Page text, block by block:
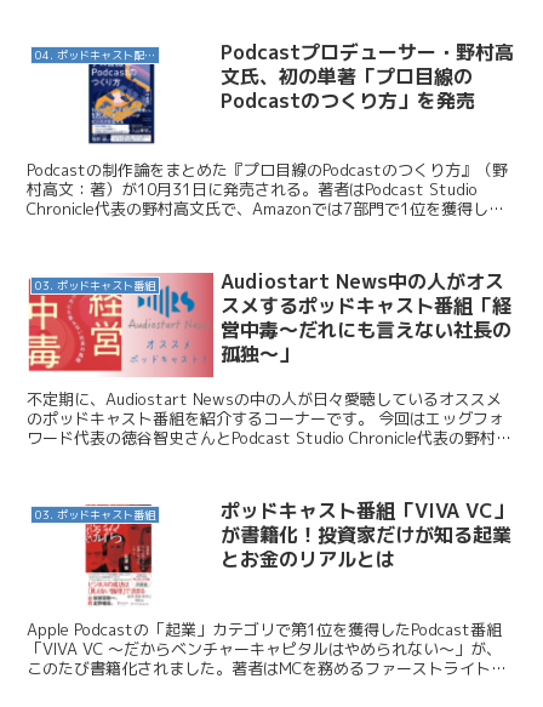
04. ポッドキャスト配信・制作等
Podcastプロデューサー・野村高
文氏、初の単著「プロ目線の
Podcastのつくり方」を発売
Podcastの制作論をまとめた『プロ目線のPodcastのつくり方』（野
村高文：著）が10月31日に発売される。著者はPodcast Studio
Chronicle代表の野村高文氏で、Amazonでは7部門で1位を獲得して
03. ポッドキャスト番組
Audiostart News中の人がオス
スメするポッドキャスト番組「経
営中毒〜だれにも言えない社長の
孤独～」
不定期に、Audiostart Newsの中の人が日々愛聴しているオススメ
のポッドキャスト番組を紹介するコーナーです。 今回はエッグフォ
ワード代表の徳谷智史さんとPodcast Studio Chronicle代表の野村高
03. ポッドキャスト番組
ポッドキャスト番組「VIVA VC」
が書籍化！投資家だけが知る起業
とお金のリアルとは
Apple Podcastの「起業」カテゴリで第1位を獲得したPodcast番組
「VIVA VC 〜だからベンチャーキャピタルはやめられない〜」が、
このたび書籍化されました。著者はMCを務めるファーストライト・